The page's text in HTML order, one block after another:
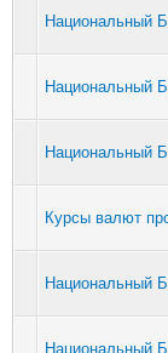
Национальный
Национальный
Национальный
Курсы валют
Национальный
Национальный